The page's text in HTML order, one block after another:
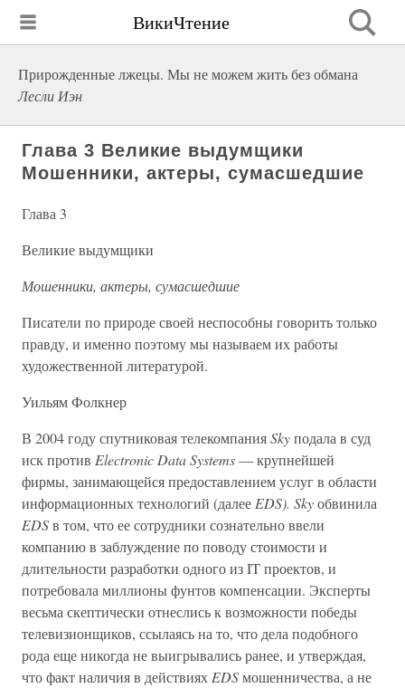
ВикиЧтение
Прирожденные лжецы. Мы не можем жить без обмана
Лесли Иэн
Глава 3 Великие выдумщики
Мошенники, актеры, сумасшедшие
Глава 3
Великие выдумщики
Мошенники, актеры, сумасшедшие
Писатели по природе своей неспособны говорить только
правду, и именно поэтому мы называем их работы
художественной литературой.
Уильям Фолкнер
В 2004 году спутниковая телекомпанияSkyподала в суд
иск против Electronic Data Systems— крупнейшей
фирмы, занимающейся предоставлением услуг в области
информационных технологий (далее EDS). Skyобвинила
EDSв том, что ее сотрудники сознательно ввели
компанию в заблуждение по поводу стоимости и
длительности разработки одного из IT проектов, и
потребовала миллионы фунтов компенсации. Эксперты
весьма скептически отнеслись к возможности победы
телевизионщиков, ссылаясь на то, что дела подобного
рода еще никогда не выигрывались ранее, и утверждая,
что факт наличия в действиях EDSмошенничества, а не